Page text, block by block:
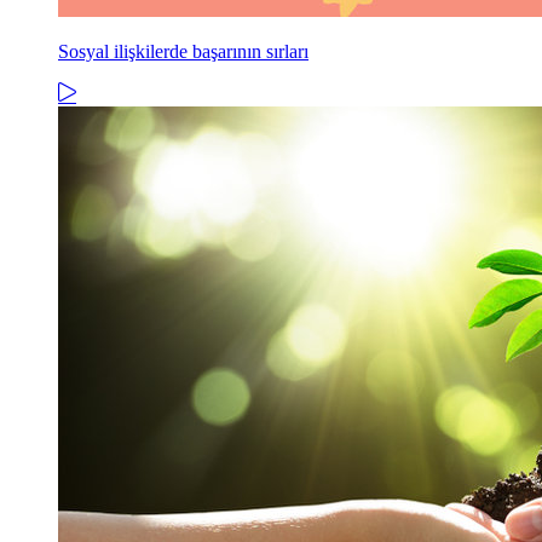
Sosyal ilişkilerde başarının sırları